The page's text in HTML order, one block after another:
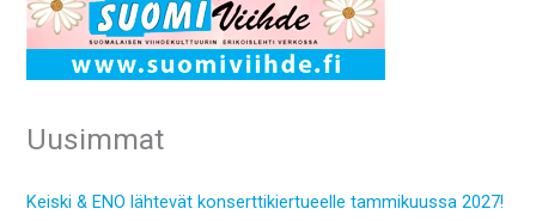
Uusimmat
Keiski & ENO lähtevät konserttikiertueelle tammikuussa 2027!